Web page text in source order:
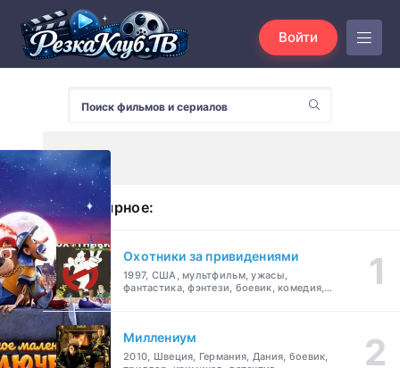
Войти
Популярное:
Охотники за привидениями
1997, США, мультфильм, ужасы,
фантастика, фэнтези, боевик, комедия,
Миллениум
2010, Швеция, Германия, Дания, боевик,